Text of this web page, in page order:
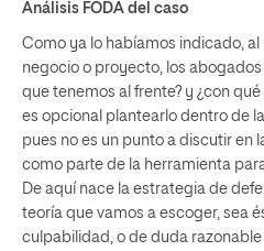
Análisis FODA del caso
Como ya lo habíamos indicado,
negocio o proyecto, los
que tenemos al frente? y ¿con
es opcional plantearlo dentro de
pues no es un punto a discutir en
como parte de la herramienta
De aquí nace la estrategia de
teoría que vamos a escoger, sea
culpabilidad, o de duda